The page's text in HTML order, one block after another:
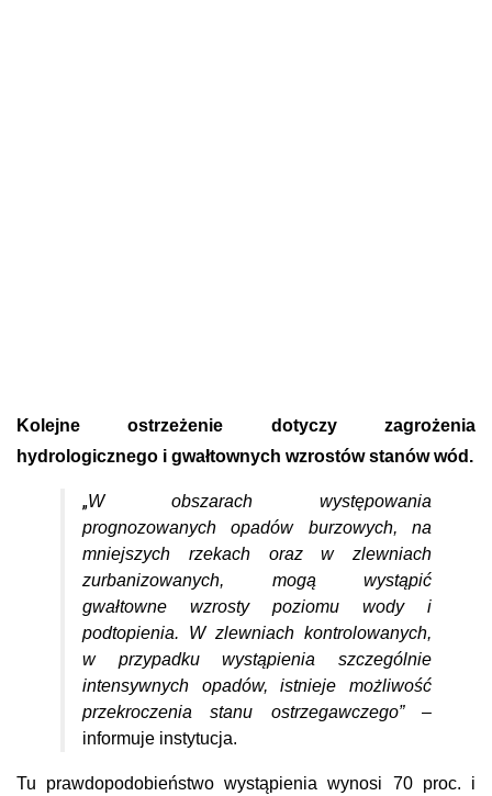
Kolejne ostrzeżenie dotyczy zagrożenia
hydrologicznego i gwałtownych wzrostów stanów wód.
„W obszarach występowania
prognozowanych opadów burzowych, na
mniejszych rzekach oraz w zlewniach
zurbanizowanych, mogą wystąpić
gwałtowne wzrosty poziomu wody i
podtopienia. W zlewniach kontrolowanych,
w przypadku wystąpienia szczególnie
intensywnych opadów, istnieje możliwość
przekroczenia stanu ostrzegawczego”–
informuje instytucja.
Tu prawdopodobieństwo wystąpienia wynosi 70 proc. i